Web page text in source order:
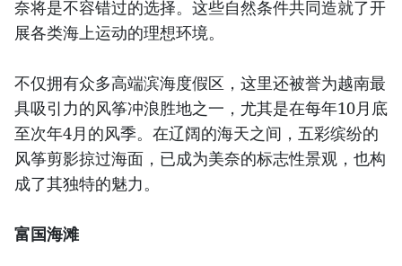
奈将是不容错过的选择。这些自然条件共同造就了开
展各类海上运动的理想环境。
不仅拥有众多高端滨海度假区，这里还被誉为越南最
具吸引力的风筝冲浪胜地之一，尤其是在每年10月底
至次年4月的风季。在辽阔的海天之间，五彩缤纷的
风筝剪影掠过海面，已成为美奈的标志性景观，也构
成了其独特的魅力。
富国海滩